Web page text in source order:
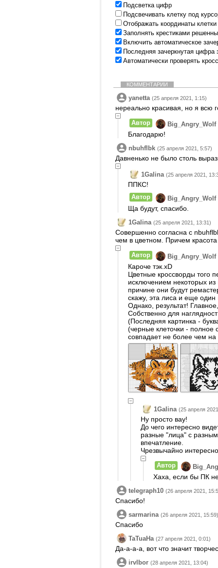
Подсветка цифр
Подсвечивать клетку под
Отображать координаты
Заполнять крестиками
Включить автоматическое
Последняя зачеркнутая цифра
Автоматически проверять
КОММЕНТАРИИ
yanetta (25 апреля 2021, 1:15)
нереально красивая, но я всю
Автор Big_Angry_Wolf
Благодарю!
nbuhflbk (25 апреля 2021, 5:57)
Давненько не было столь
1Galina (25 апреля 2021,
ППКС!
Автор Big_Angry_Wolf
Ща будут, спасибо.
1Galina (25 апреля 2021, 13:31)
Совершенно согласна с
чем в цветном. Причем
Автор Big_Angry_Wolf
Кароче тэк.xD
Цветные кроссворды того
исключением некоторых
причине они будут
скажу, эта лиса и еще
Однако, результат!
Собственно для
(Последняя картинка -
(черные клеточки - полное
совпадает не более чем на
1Galina (25 апреля
Ну просто вау!
До чего интересно
разные "лица" с
впечатление.
Чрезвычайно
Автор
Хаха, если бы ПК
telegraph10 (26 апреля 2021,
Спасибо!
sarmarina (26 апреля 2021, 15:59)
Спасибо
TaTuaHa (27 апреля 2021, 0:01)
Да-а-а-а, вот что значит
irvlbor (28 апреля 2021, 13:04)